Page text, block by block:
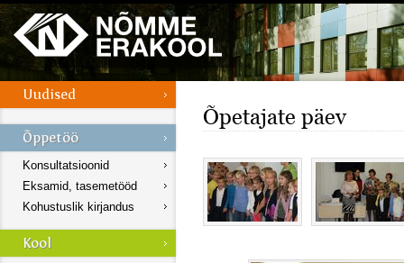
Konsultatsioonid
Eksamid, tasemetööd
Kohustuslik kirjandus
Õpetajate päev